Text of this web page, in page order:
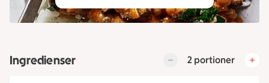
Ingredienser 2 portioner